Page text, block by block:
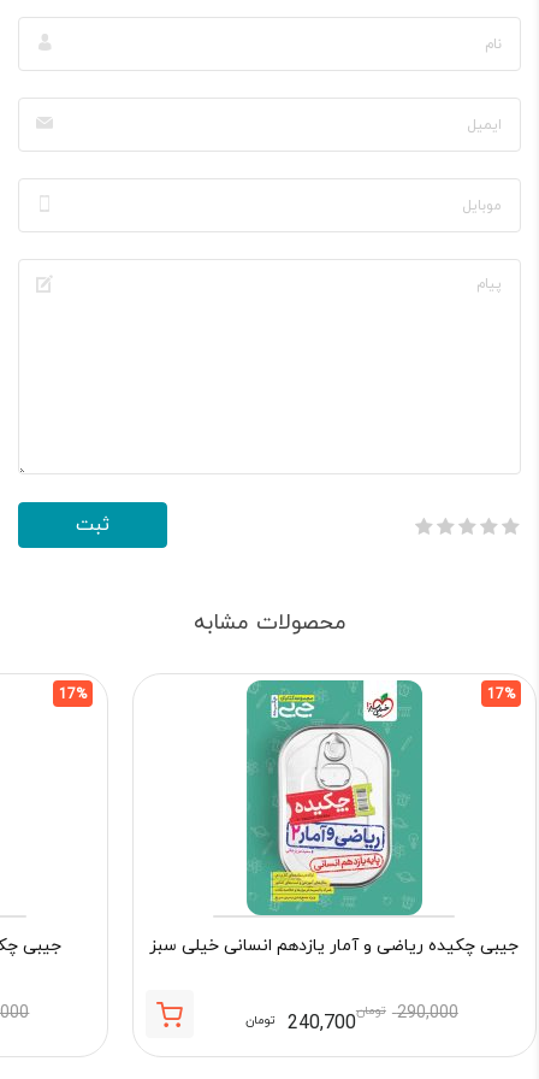
محصولات مشابه
17%
جیبی چکیده ریاضی و آمار یازدهم انسانی خیلی سبز
290,000 تومان240,700 تومان
17%
جیبی